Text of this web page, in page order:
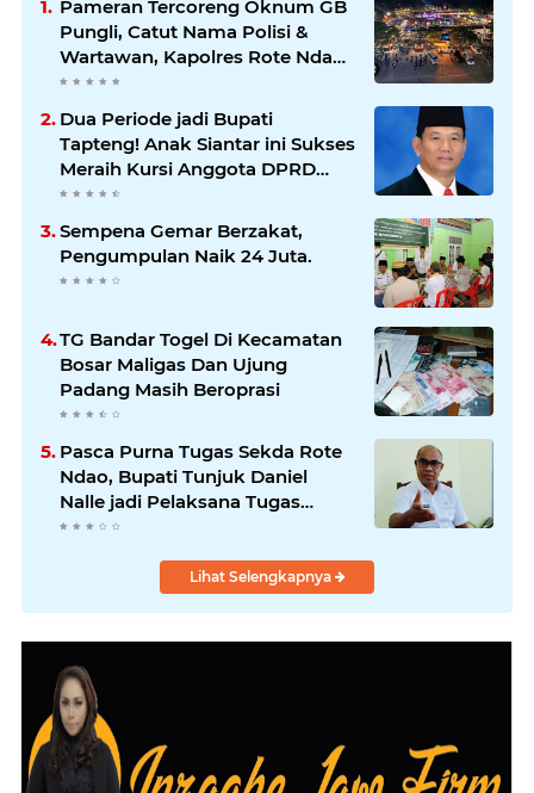
Pameran Tercoreng Oknum GB
Pungli, Catut Nama Polisi &
Wartawan, Kapolres Rote Ndao
di minta periksa pelaku
Dua Periode jadi Bupati
Tapteng! Anak Siantar ini Sukses
Meraih Kursi Anggota DPRD
Sumut
Sempena Gemar Berzakat,
Pengumpulan Naik 24 Juta.
TG Bandar Togel Di Kecamatan
Bosar Maligas Dan Ujung
Padang Masih Beroprasi
Pasca Purna Tugas Sekda Rote
Ndao, Bupati Tunjuk Daniel
Nalle jadi Pelaksana Tugas
Harian.
Lihat Selengkapnya